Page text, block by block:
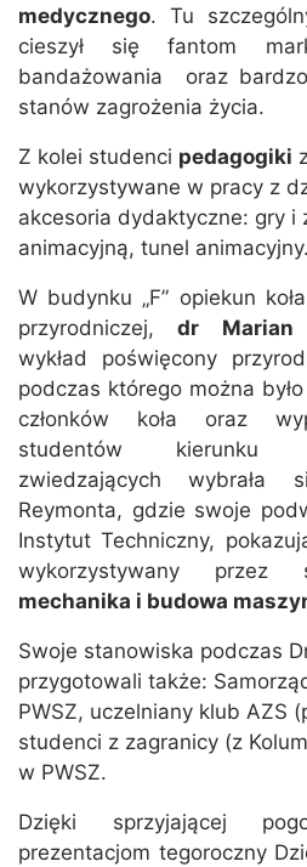
medycznego. Tu
cieszył się fantom
bandażowania oraz
stanów zagrożenia życia.
Z kolei studenci pedagogiki
wykorzystywane w pracy z
akcesoria dydaktyczne: gry i
animacyjną, tunel animacyjny.
W budynku „F” opiekun
przyrodniczej,dr Marian
wykład poświęcony
podczas którego można
członków koła oraz
studentów kierunku
zwiedzających
Reymonta, gdzie swoje
Instytut Techniczny,
wykorzystywany przez
mechanika i budowa
Swoje stanowiska podczas
przygotowali także:
PWSZ, uczelniany klub AZS
studenci z zagranicy (z
w PWSZ.
Dzięki sprzyjającej
prezentacjom tegoroczny